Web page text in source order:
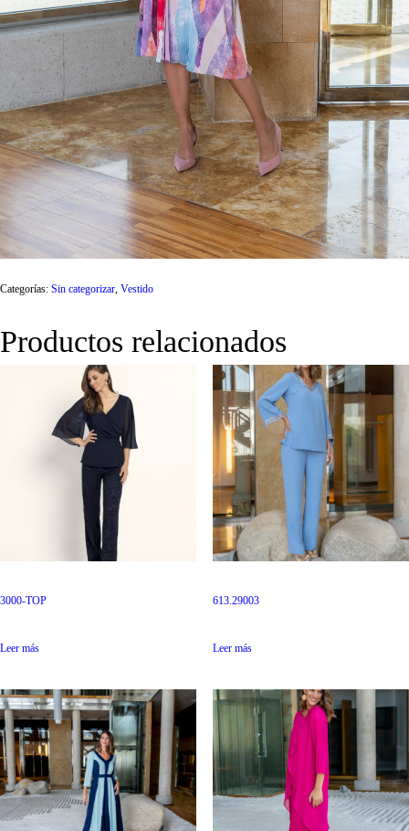
Categorías: Sin categorizar, Vestido
Productos relacionados
3000-TOP
Leer más
613.29003
Leer más